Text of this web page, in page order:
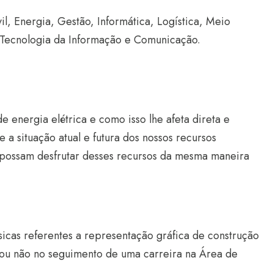
Energia, Gestão, Informática, Logística, Meio
da Informação e Comunicação.
energia elétrica e como isso lhe afeta direta e
situação atual e futura dos nossos recursos
desfrutar desses recursos da mesma maneira
referentes a representação gráfica de construção
não no seguimento de uma carreira na Área de